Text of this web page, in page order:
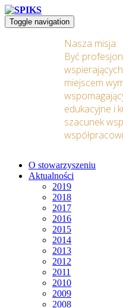
Toggle navigation
Nasza misja:
Być
miejscem
edukacyjne i
szacunek
O stowarzyszeniu
Aktualności
2019
2018
2017
2016
2015
2014
2013
2012
2011
2010
2009
2008